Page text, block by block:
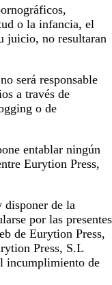
o la infancia, el
juicio, no resultaran
no será responsable
a través de
o de
entablar ningún
Eurytion Press,
disponer de la
por las presentes
de Eurytion Press,
Press, S.L
incumplimiento de